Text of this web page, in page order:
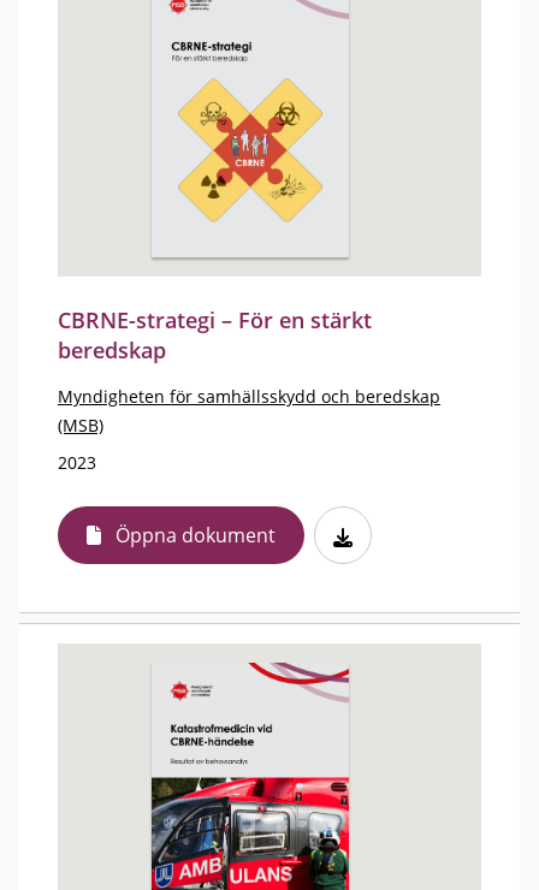
CBRNE-strategi – För en stärkt
beredskap
Myndigheten för samhällsskydd och beredskap
(MSB)
2023
Öppna dokument